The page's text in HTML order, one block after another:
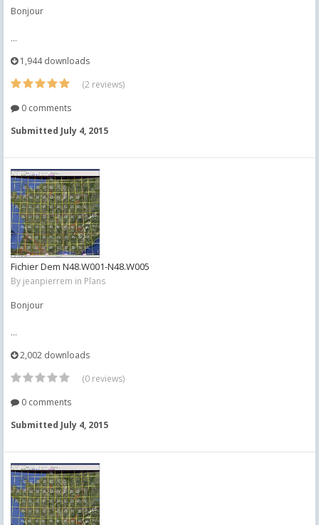
Bonjour
...
1,944 downloads
(2 reviews)
0 comments
Submitted July 4, 2015
Fichier Dem N48.W001-N48.W005
By jeanpierrem in Plans
Bonjour
...
2,002 downloads
(0 reviews)
0 comments
Submitted July 4, 2015